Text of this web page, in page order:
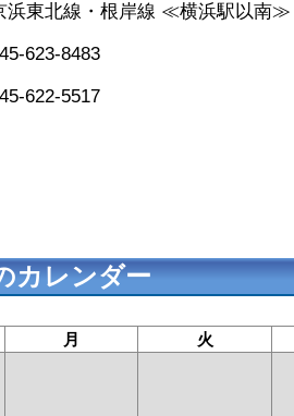
浜東北線・根岸線 ≪横浜駅以南≫
623-8483
622-5517
カレンダー
月 火